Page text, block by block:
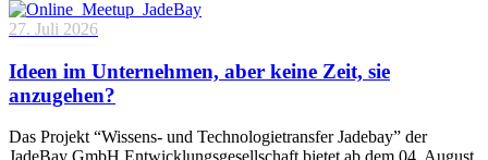
27. Juli 2026
Ideen im Unternehmen, aber keine Zeit, sie
anzugehen?
Das Projekt “Wissens- und Technologietransfer Jadebay” der